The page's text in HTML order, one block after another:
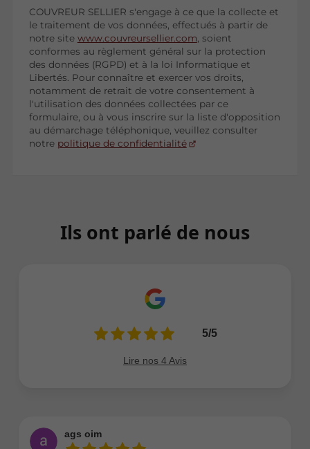
COUVREUR SELLIER s'engage à ce que la collecte et
le traitement de vos données, effectués à partir de
notre site www.couvreursellier.com , soient
conformes au règlement général sur la protection
des données (RGPD) et à la loi Informatique et
Libertés. Pour connaître et exercer vos droits,
notamment de retrait de votre consentement à
l'utilisation des données collectées par ce
formulaire, ou à vous inscrire sur la liste d'opposition
au démarchage téléphonique, veuillez consulter
notre politique de confidentialité
Ils ont parlé de nous